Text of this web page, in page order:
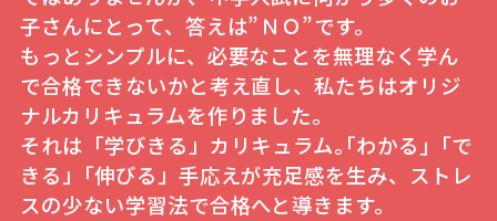
子さんにとって、答えは”ＮＯ”です。
もっとシンプルに、必要なことを無理なく学ん
で合格できないかと考え直し、私たちはオリジ
ナルカリキュラムを作りました。
それは「学びきる」カリキュラム｡｢わかる｣「で
きる」｢伸びる」手応えが充足感を生み、ストレ
スの少ない学習法で合格へと導きます。